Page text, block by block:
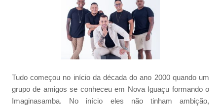
Tudo começou no início da década do ano 2000 quando um
grupo de amigos se conheceu em Nova Iguaçu formando o
Imaginasamba. No início eles não tinham ambição,